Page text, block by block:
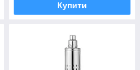
Купити